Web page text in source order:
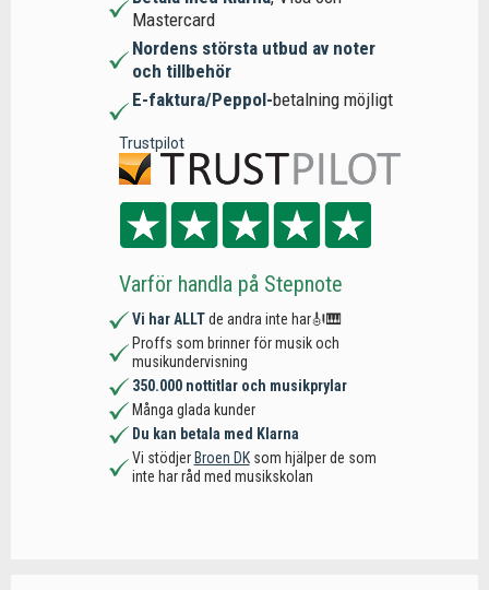
Mastercard
Nordens största utbud av noter
och tillbehör
E-faktura/Peppol-betalning möjligt
Trustpilot
Varför handla på Stepnote
Vi har ALLTde andra inte har🎻🎹
Proffs som brinner för musik och
musikundervisning
350.000 nottitlar och musikprylar
Många glada kunder
Du kan betala med Klarna
Vi stödjer Broen DKsom hjälper de som
inte har råd med musikskolan